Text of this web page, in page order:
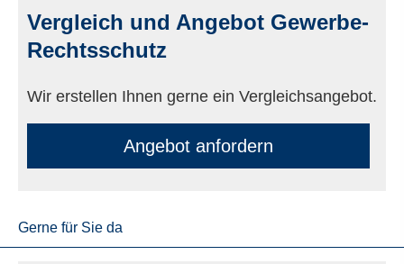
Vergleich und Angebot Gewerbe-
Rechtsschutz
Wir erstellen Ihnen gerne ein Vergleichsangebot.
An­ge­bot an­for­dern
Gerne für Sie da